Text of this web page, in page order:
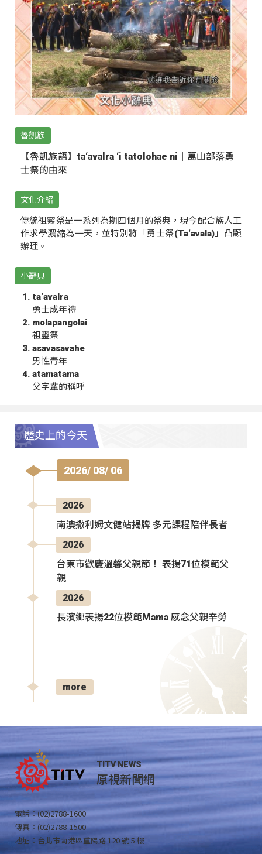
魯凱族
【魯凱族語】ta‘avalra ‘i tatolohae ni｜萬山部落勇
士祭的由來
文化介紹
傳統祖靈祭是一系列為期四個月的祭典，現今配合族人工
作求學濃縮為一天，並特別將「勇士祭(Ta‘avala)」凸顯
辦理。
小辭典
ta‘avalra
勇士成年禮
molapangolai
祖靈祭
asavasavahe
男性青年
atamatama
父字輩的稱呼
歷史上的今天
2026/ 08/ 06
2026
南澳撒利姆文健站揭牌 多元課程陪伴長者
2026
台東市歡慶溫馨父親節！ 表揚71位模範父
親
2026
長濱鄉表揚22位模範Mama 感念父親辛勞
more
TITV NEWS
原視新聞網
電話：(02)2788-1600
傳真：(02)2788-1500
地址：台北市南港區重陽路 120 號 5 樓